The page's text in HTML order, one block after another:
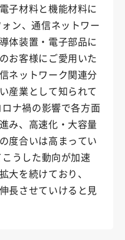
子材料と機能材料に
ン、通信ネットワー
体装置・電子部品に
お客様にご愛用いた
ネットワーク関連分
産業として知られて
ナ禍の影響で各方面
み、高速化・大容量
度合いは高まってい
うした動向が加速
大を続けており、
長させていけると見